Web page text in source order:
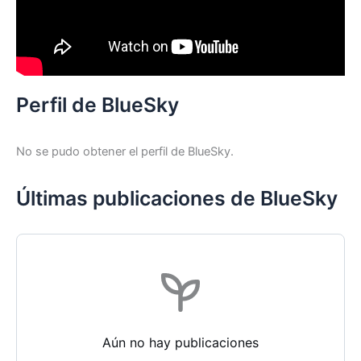
Perfil de BlueSky
No se pudo obtener el perfil de BlueSky.
Últimas publicaciones de BlueSky
Aún no hay publicaciones